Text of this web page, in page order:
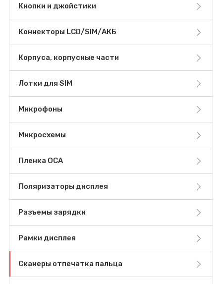
Кнопки и джойстики
Коннекторы LCD/SIM/АКБ
Корпуса, корпусные части
Лотки для SIM
Микрофоны
Микросхемы
Пленка OCA
Поляризаторы дисплея
Разъемы зарядки
Рамки дисплея
Сканеры отпечатка пальца